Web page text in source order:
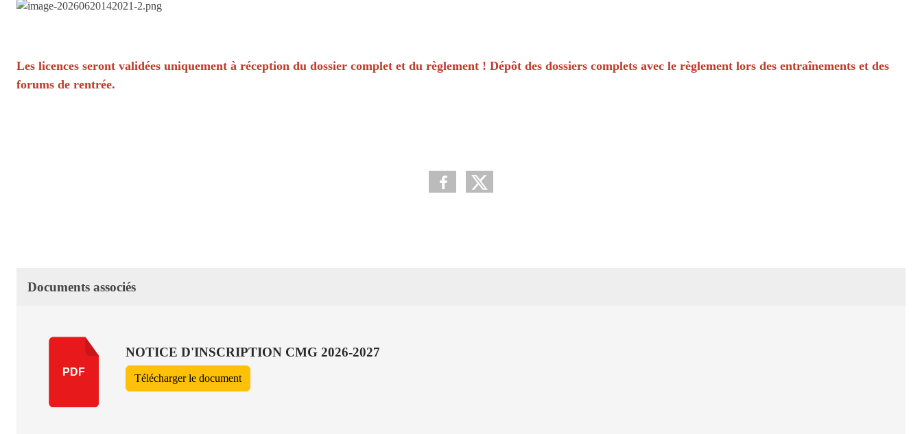
Les licences seront validées uniquement à réception du dossier complet et du règlement ! Dépôt des dossiers complets avec le règlement lors des entraînements et des
forums de rentrée.
Documents associés
PDF
NOTICE D'INSCRIPTION CMG 2026-2027
Télécharger le document